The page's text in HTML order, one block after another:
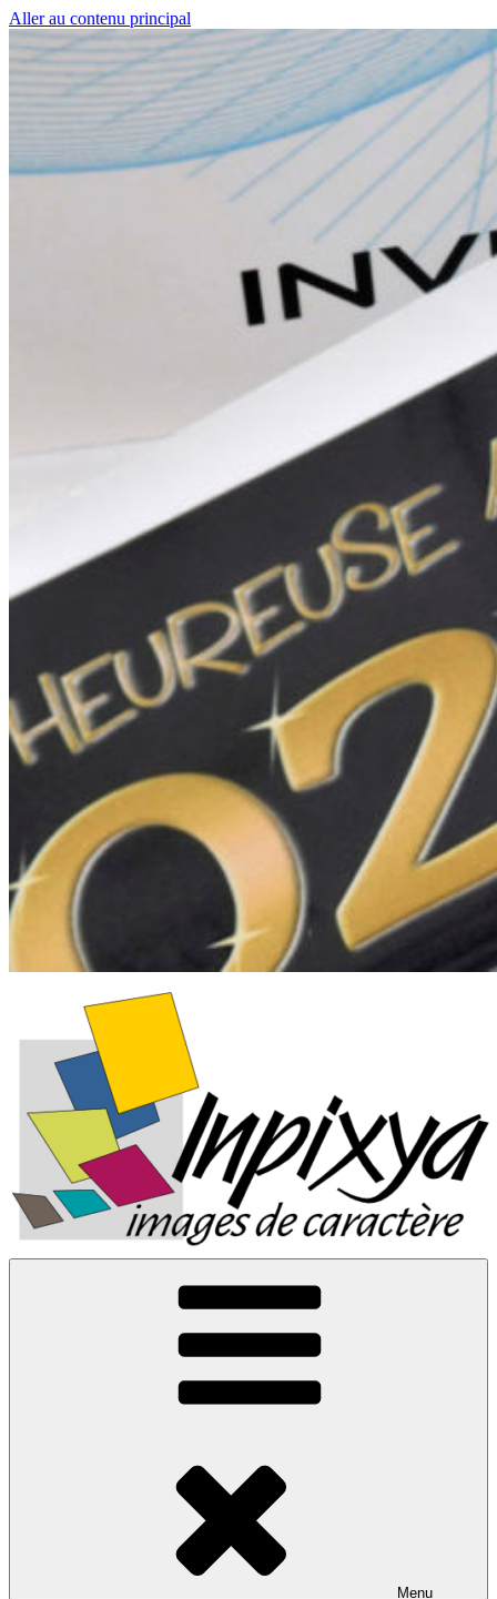
Aller au contenu principal
Menu